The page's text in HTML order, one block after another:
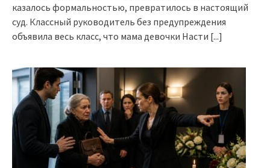
казалось формальностью, превратилось в настоящий
суд. Классный руководитель без предупреждения
объявила весь класс, что мама девочки Насти [...]